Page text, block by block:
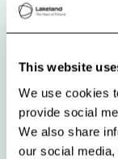
This website
We use cookies
provide social
We also share
our social